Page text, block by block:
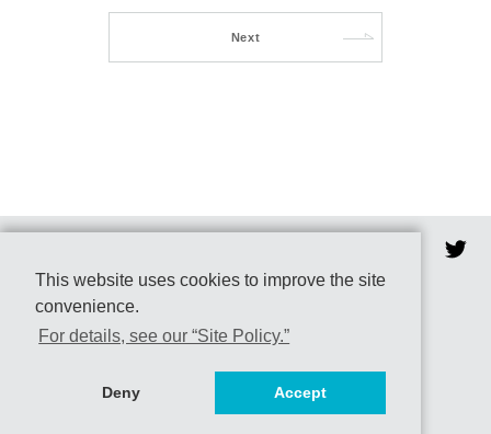
Next
〒305-8577 茨城県つくば市天王台1-1-1
Mail: humanics@un.tsukuba.ac.jp
This website uses cookies to improve the site
convenience.
For details, see our “Site Policy.”
Deny Accept